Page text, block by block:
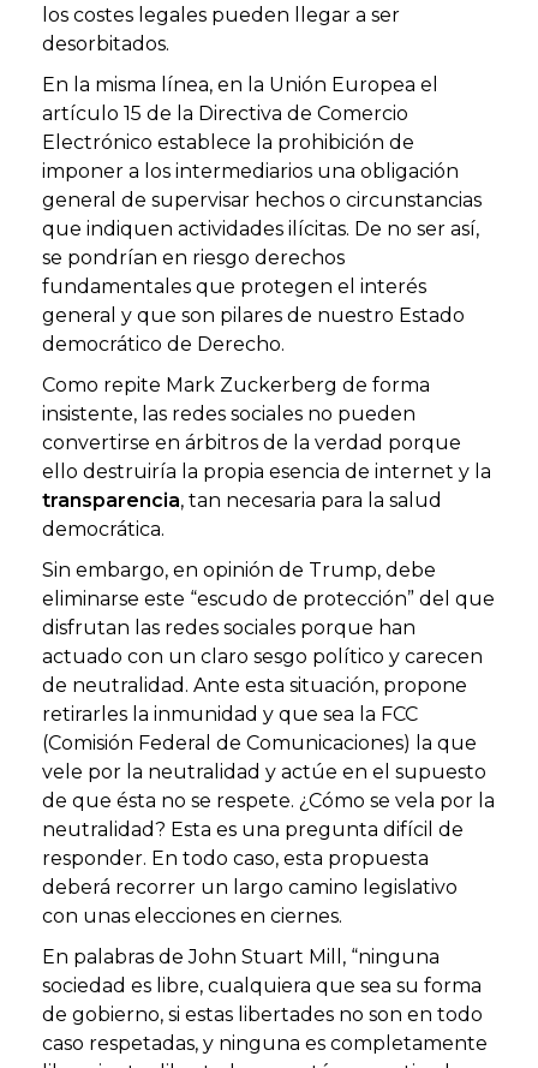
los costes legales pueden llegar a ser
desorbitados.
En la misma línea, en la Unión Europea el
artículo 15 de la Directiva de Comercio
Electrónico establece la prohibición de
imponer a los intermediarios una obligación
general de supervisar hechos o circunstancias
que indiquen actividades ilícitas. De no ser así,
se pondrían en riesgo derechos
fundamentales que protegen el interés
general y que son pilares de nuestro Estado
democrático de Derecho.
Como repite Mark Zuckerberg de forma
insistente, las redes sociales no pueden
convertirse en árbitros de la verdad porque
ello destruiría la propia esencia de internet y la
transparencia, tan necesaria para la salud
democrática.
Sin embargo, en opinión de Trump, debe
eliminarse este “escudo de protección” del que
disfrutan las redes sociales porque han
actuado con un claro sesgo político y carecen
de neutralidad. Ante esta situación, propone
retirarles la inmunidad y que sea la FCC
(Comisión Federal de Comunicaciones) la que
vele por la neutralidad y actúe en el supuesto
de que ésta no se respete. ¿Cómo se vela por la
neutralidad? Esta es una pregunta difícil de
responder. En todo caso, esta propuesta
deberá recorrer un largo camino legislativo
con unas elecciones en ciernes.
En palabras de John Stuart Mill, “ninguna
sociedad es libre, cualquiera que sea su forma
de gobierno, si estas libertades no son en todo
caso respetadas, y ninguna es completamente